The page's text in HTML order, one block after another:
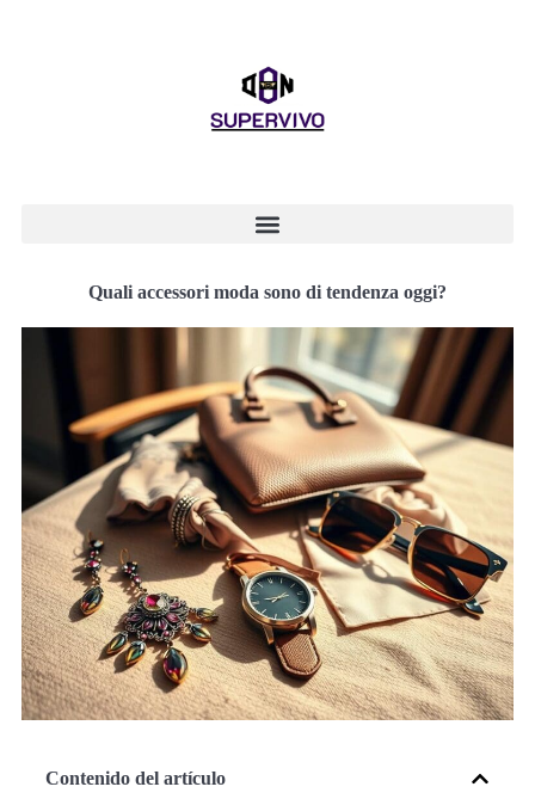
Quali accessori moda sono di tendenza oggi?
Contenido del artículo